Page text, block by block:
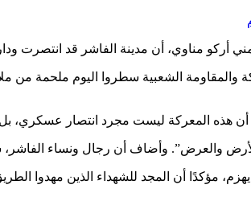
الشعبية سطروا اليوم ملحمة من
هذه المعركة ليست مجرد انتصار عسكري،
والعرض”. وأضاف أن رجال ونساء الفاشر،
مؤكدًا أن المجد للشهداء الذين مهدوا